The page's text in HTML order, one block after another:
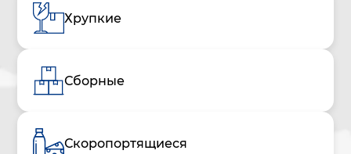
Хрупкие
Сборные
Скоропортящиеся